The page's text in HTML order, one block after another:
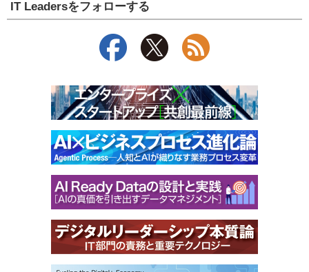
IT Leadersをフォローする